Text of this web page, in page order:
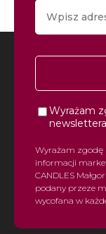
Wyrażam
newslettera
Wyrażam zgodę
informacji
CANDLES
podany przeze
wycofana w